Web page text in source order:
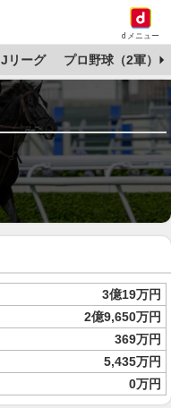
dメニュー
Jリーグ プロ野球（2軍）
3億19万円
2億9,650万円
369万円
5,435万円
0万円